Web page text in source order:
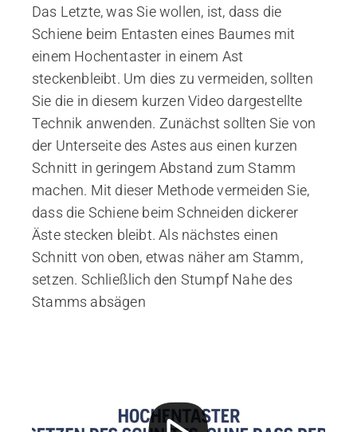
Das Letzte, was Sie wollen, ist, dass die
Schiene beim Entasten eines Baumes mit
einem Hochentaster in einem Ast
steckenbleibt. Um dies zu vermeiden, sollten
Sie die in diesem kurzen Video dargestellte
Technik anwenden. Zunächst sollten Sie von
der Unterseite des Astes aus einen kurzen
Schnitt in geringem Abstand zum Stamm
machen. Mit dieser Methode vermeiden Sie,
dass die Schiene beim Schneiden dickerer
Äste stecken bleibt. Als nächstes einen
Schnitt von oben, etwas näher am Stamm,
setzen. Schließlich den Stumpf Nahe des
Stamms absägen